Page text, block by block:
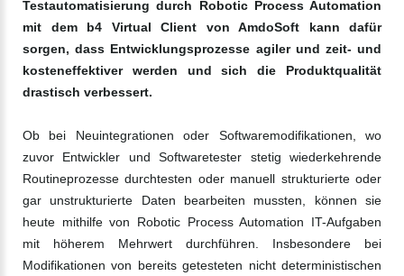
Testautomatisierung durch Robotic Process Automation
mit dem b4 Virtual Client von AmdoSoft kann dafür
sorgen, dass Entwicklungsprozesse agiler und zeit- und
kosteneffektiver werden und sich die Produktqualität
drastisch verbessert.
Ob bei Neuintegrationen oder Softwaremodifikationen, wo
zuvor Entwickler und Softwaretester stetig wiederkehrende
Routineprozesse durchtesten oder manuell strukturierte oder
gar unstrukturierte Daten bearbeiten mussten, können sie
heute mithilfe von Robotic Process Automation IT-Aufgaben
mit höherem Mehrwert durchführen. Insbesondere bei
Modifikationen von bereits getesteten nicht deterministischen